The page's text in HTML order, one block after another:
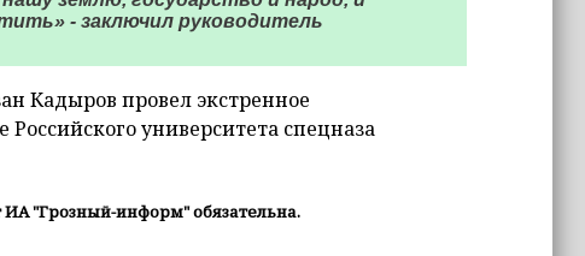
- заключил руководитель
Кадыров провел экстренное
университета спецназа
"Грозный-информ" обязательна.